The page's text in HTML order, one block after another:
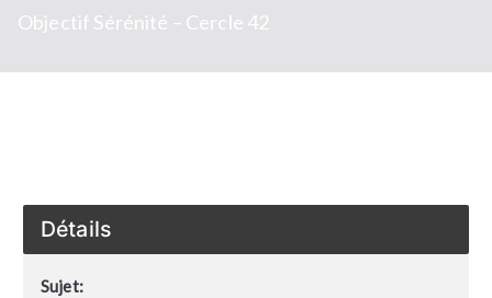
Objectif Sérénité – Cercle 42
Détails
Sujet: